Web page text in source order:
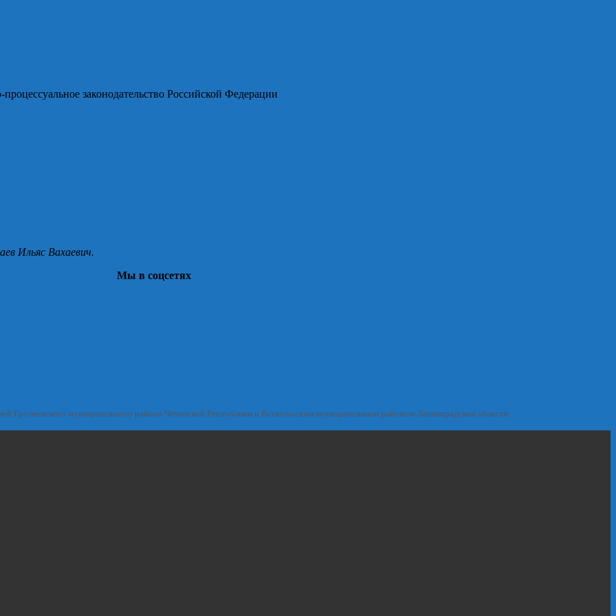
законодательство Российской Федерации
Ильяс Вахаевич.
Мы в соцсетях
Грозненского муниципального района Чеченской Республики и Всеволжским муниципальным районом Ленинградской области